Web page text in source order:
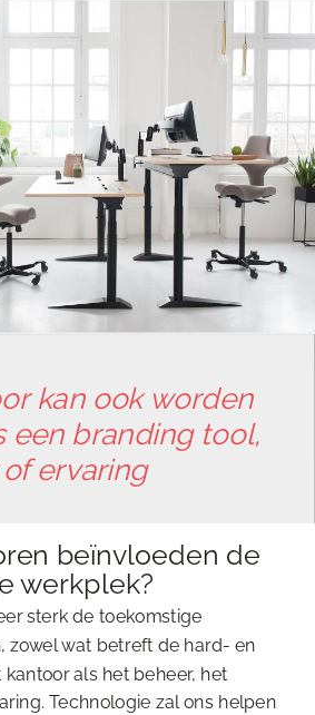
kan ook worden
een branding tool,
ervaring
beïnvloeden de
werkplek?
sterk de toekomstige
zowel wat betreft de hard- en
als het beheer, het
Technologie zal ons helpen